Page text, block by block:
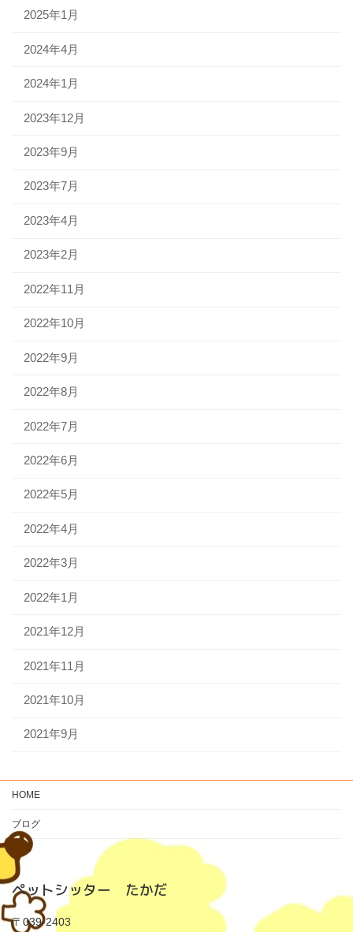
2025年1月
2024年4月
2024年1月
2023年12月
2023年9月
2023年7月
2023年4月
2023年2月
2022年11月
2022年10月
2022年9月
2022年8月
2022年7月
2022年6月
2022年5月
2022年4月
2022年3月
2022年1月
2021年12月
2021年11月
2021年10月
2021年9月
HOME
ブログ
ペットシッター たかだ
〒039-2403